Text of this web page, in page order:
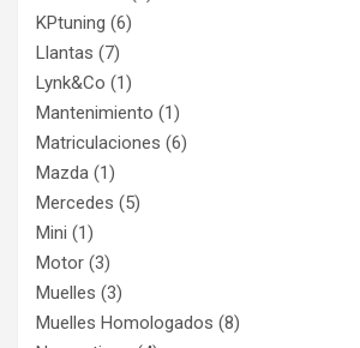
KPtuning (6)
Llantas (7)
Lynk&Co (1)
Mantenimiento (1)
Matriculaciones (6)
Mazda (1)
Mercedes (5)
Mini (1)
Motor (3)
Muelles (3)
Muelles Homologados (8)